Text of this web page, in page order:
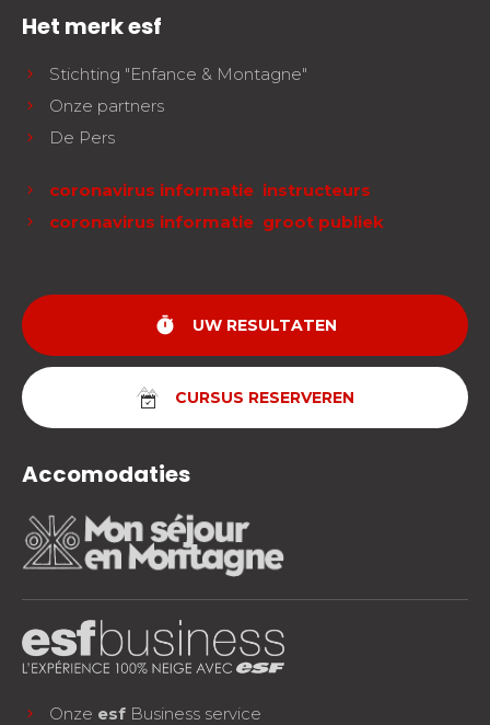
Het merk esf
Stichting "Enfance & Montagne"
Onze partners
De Pers
coronavirus informatie instructeurs
coronavirus informatie groot publiek
timer UW RESULTATEN
CURSUS RESERVEREN
Accomodaties
Onze esf Business service